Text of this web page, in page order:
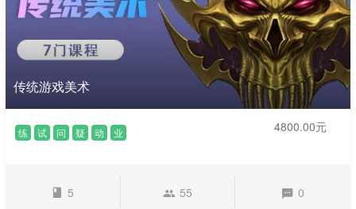
传统游戏美术
练 试 问 疑 动 业 4800.00元
5 55 0